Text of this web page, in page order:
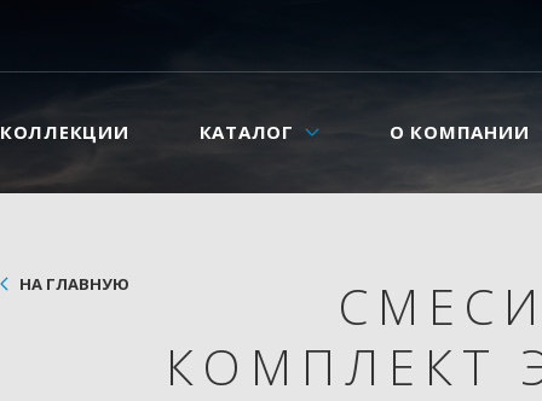
КОЛЛЕКЦИИ КАТАЛОГ О КОМПАНИИ
НА ГЛАВНУЮ
КОМПЛЕКТ